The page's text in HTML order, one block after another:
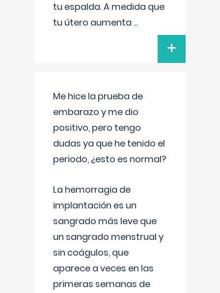
tu espalda. A medida que
tu útero aumenta ...
+
Me hice la prueba de
embarazo y me dio
positivo, pero tengo
dudas ya que he tenido el
periodo, ¿esto es normal?
La hemorragia de
implantación es un
sangrado más leve que
un sangrado menstrual y
sin coágulos, que
aparece a veces en las
primeras semanas de